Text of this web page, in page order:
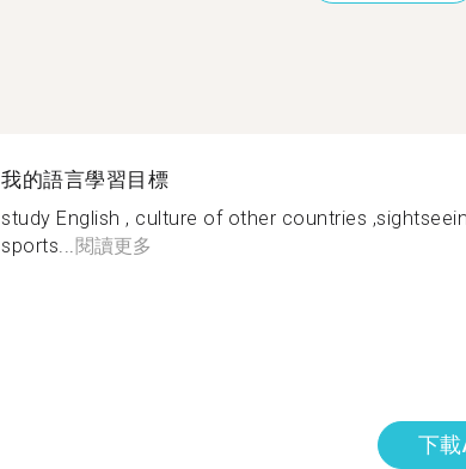
我的語言學習目標
study English , culture of other countries
sports... 閱讀更多
下載